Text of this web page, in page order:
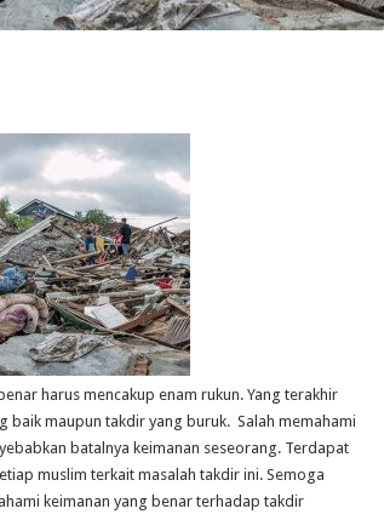
harus mencakup enam rukun. Yang terakhir
baik maupun takdir yang buruk. Salah memahami
batalnya keimanan seseorang. Terdapat
muslim terkait masalah takdir ini. Semoga
keimanan yang benar terhadap takdir